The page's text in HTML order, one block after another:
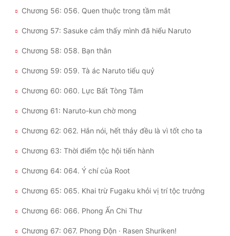
Chương 56: 056. Quen thuộc trong tầm mắt
Chương 57: Sasuke cảm thấy mình đã hiểu Naruto
Chương 58: 058. Bạn thân
Chương 59: 059. Tà ác Naruto tiểu quỷ
Chương 60: 060. Lực Bất Tòng Tâm
Chương 61: Naruto-kun chờ mong
Chương 62: 062. Hắn nói, hết thảy đều là vì tốt cho ta
Chương 63: Thời điểm tộc hội tiến hành
Chương 64: 064. Ý chí của Root
Chương 65: 065. Khai trừ Fugaku khỏi vị trí tộc trưởng
Chương 66: 066. Phong Ấn Chi Thư
Chương 67: 067. Phong Độn · Rasen Shuriken!